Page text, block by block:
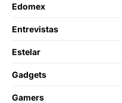
Edomex
Entrevistas
Estelar
Gadgets
Gamers